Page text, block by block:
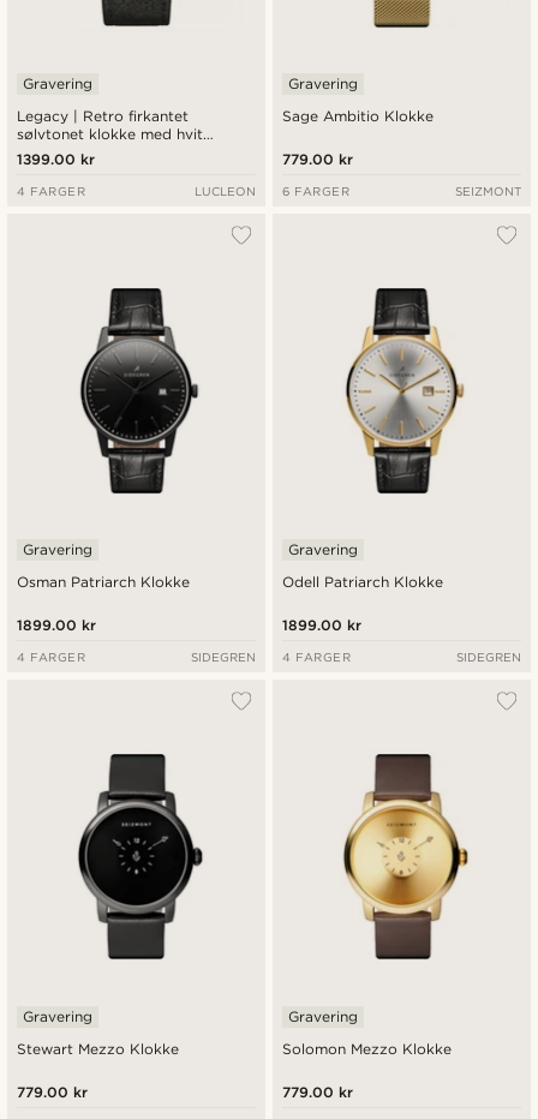
Legacy | Retro firkantet
sølvtonet klokke med hvit
urskive og svart lærreim
Gravering
1399.00 kr
4 FARGER LUCLEON
Sage Ambitio Klokke
Gravering
779.00 kr
6 FARGER SEIZMONT
Osman Patriarch Klokke
Gravering
1899.00 kr
4 FARGER SIDEGREN
Odell Patriarch Klokke
Gravering
1899.00 kr
4 FARGER SIDEGREN
Stewart Mezzo Klokke
Gravering
779.00 kr
Solomon Mezzo Klokke
Gravering
779.00 kr